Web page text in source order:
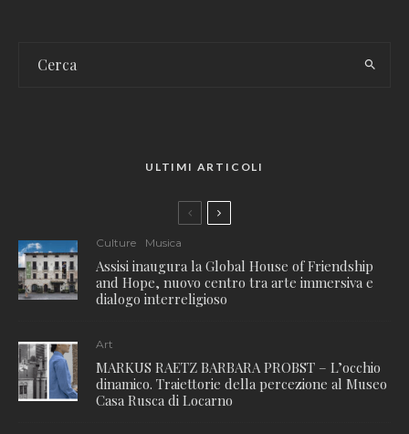
ULTIMI ARTICOLI
Culture Musica
Assisi inaugura la Global House of Friendship
and Hope, nuovo centro tra arte immersiva e
dialogo interreligioso
Art
MARKUS RAETZ BARBARA PROBST – L’occhio
dinamico. Traiettorie della percezione al Museo
Casa Rusca di Locarno